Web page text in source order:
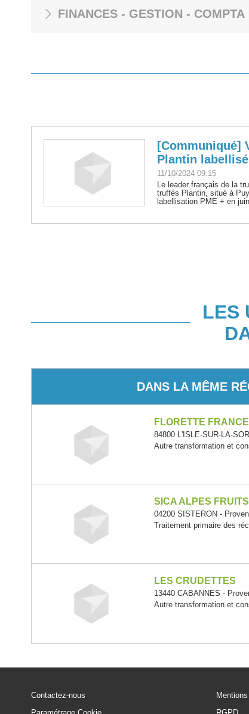
FINANCES - GESTION - COMPTA
[Communiqué]
Plantin labellisé
11/10/2024 09:15
Le leader français de la
truffés Plantin, situé à
labellisation PME + en
LES
DANS LA MÊME
FLORETTE FRANCE
84800 L'ISLE-SUR-LA-
Autre transformation et
SICA ALPES
04200 SISTERON -
Traitement primaire des
LES CRUDETTES
13440 CABANNES -
Autre transformation et
Contactez-nous